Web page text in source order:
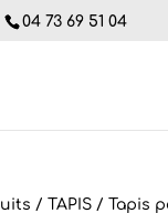
04 73 69 51 04
/ TAPIS / Tapis